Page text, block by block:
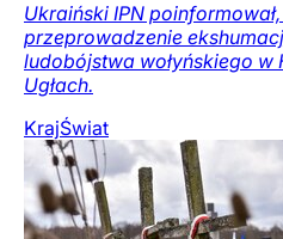
Ukraiński IPN
przeprowadzenie
ludobójstwa wołyńskiego w
Ugłach.
KrajŚwiat